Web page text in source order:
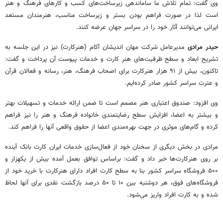
وی گفت: تمام تلاش ما ساماندهی زیرساخت‌های کسب و کارهای فرهنگ و هنر
است لذا در صورت فراهم بودن بستر و زیرساخت مناسب، هنرمندان مستعد
ایرانی می‌توانند آثار خود را در سراسر جهان عرضه کنند.
حیدر مرادی مدیرعامل شرکت مهان اندیشان آکام (هنرکارت) نیز در این جلسه به
تشریح ابعاد و سطح ظرفیت‌های هنر کارت و خدمات پیوست آن پرداخت و گفت:
تاکنون، بیش از ۹۱ هزار هنرکارت برای اصحاب فرهنگ، هنر، رسانه و فعالان قرآن
و عترت سراسر کشور صادر کرده‌ایم.
وی افزود: صندوق اعتباری هنر مصمم است تا ضمن ارائه خدمات و تسهیلات بهتر
و بیشتر به اعضا، افزایش سطح رضایتمندی خانواده فرهنگ و هنر را نیز فراهم
کرده و گام‌های موثری در جهت بهره‌مندی اعضا از حقوق واقعی آنها را فراهم کند.
مرادی در بخش دیگری از سخنان خود از فعال‌سازی خدمات ایران کارت بانک آینده
بر روی هنرکارت‌ها خبر داد و گفت: براساس توافق بعمل آمده بیش از یکهزار و
۵۰۰ فروشگاه سراسر کشور بنا به سطح کارت افراد دارای هنرکارت با خرید خود از
فروشگاه‌های فوق، هر دوشنبه بین ۱۰ تا ۵۰ درصد بازگشت نقدی برای آنها لحاظ
شده و به کارت افراد واریز می‌شود.